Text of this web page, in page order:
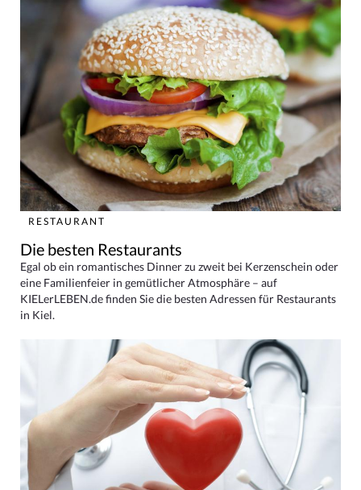
RESTAURANT
Die besten Restaurants
Egal ob ein romantisches Dinner zu zweit bei Kerzenschein oder
eine Familienfeier in gemütlicher Atmosphäre – auf
KIELerLEBEN.de finden Sie die besten Adressen für Restaurants
in Kiel.